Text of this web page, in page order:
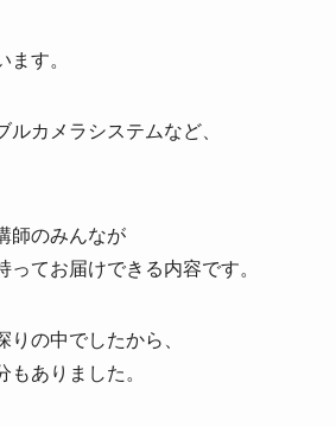
す。
カメラシステムなど、
師のみんなが
てお届けできる内容です。
の中でしたから、
ありました。